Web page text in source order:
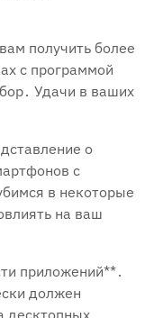
получить более
с программой
Удачи в ваших
о
с
в некоторые
на ваш
приложений**․
должен
десктопных